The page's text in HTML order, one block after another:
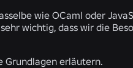
wie OCaml oder
wichtig, dass wir die
Grundlagen erläutern.